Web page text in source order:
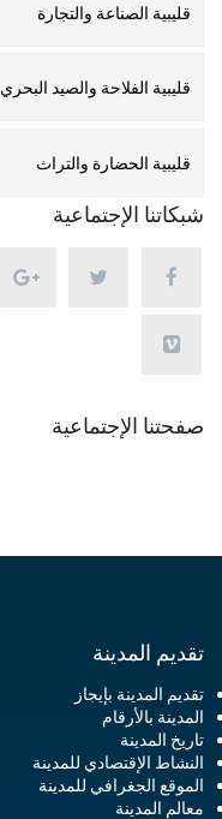
قليبية الصناعة والتجارة
قليبية الفلاحة والصيد البحري
قليبية الحضارة والتراث
شبكاتنا الإجتماعية
صفحتنا الإجتماعية
تقديم المدينة
تقديم المدينة بإيجاز
المدينة بالأرقام
تاريخ المدينة
النشاط الإقتصادي للمدينة
الموقع الجغرافي للمدينة
معالم المدينة